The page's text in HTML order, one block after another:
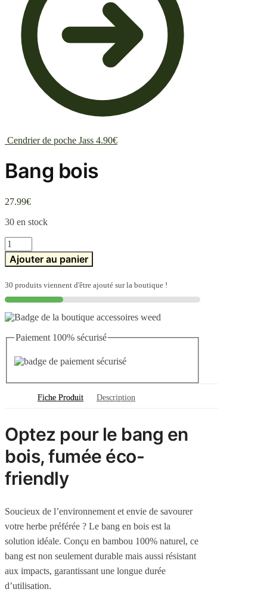
Cendrier de poche Jass 4.90€
Bang bois
27.99€
30 en stock
quantité
de
Bang
Ajouter au panier
30 produits viennent d'être ajouté sur la boutique !
Paiement 100% sécurisé
Fiche Produit Description
Optez pour le bang en
bois, fumée éco-
friendly
Soucieux de l’environnement et envie de savourer
votre herbe préférée ? Le bang en bois est la
solution idéale. Conçu en bambou 100% naturel, ce
bang est non seulement durable mais aussi résistant
aux impacts, garantissant une longue durée
d’utilisation.